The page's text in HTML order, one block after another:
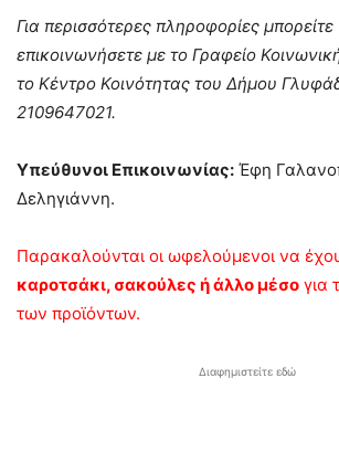
Για περισσότερες πληροφορίες
επικοινωνήσετε με το Γραφείο
το Κέντρο Κοινότητας του Δήμου
2109647021.
Υπεύθυνοι Επικοινωνίας: Έφη
Δεληγιάννη.
Παρακαλούνται οι ωφελούμενοι να
καροτσάκι, σακούλες ή άλλο μέσο για
των προϊόντων.
Διαφημιστείτε εδώ